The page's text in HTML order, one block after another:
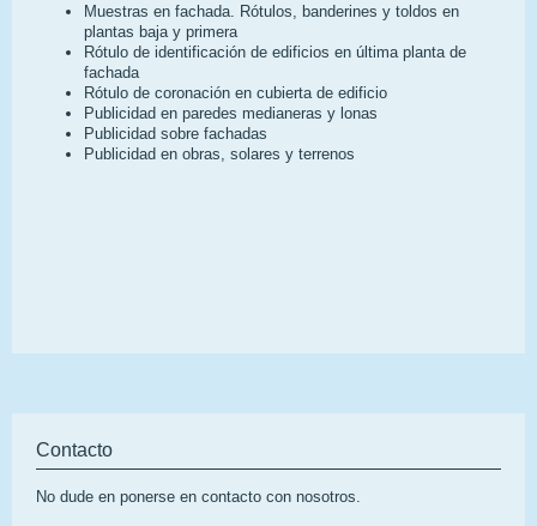
Muestras en fachada. Rótulos, banderines y toldos en
plantas baja y primera
Rótulo de identificación de edificios en última planta de
fachada
Rótulo de coronación en cubierta de edificio
Publicidad en paredes medianeras y lonas
Publicidad sobre fachadas
Publicidad en obras, solares y terrenos
Contacto
No dude en ponerse en contacto con nosotros.